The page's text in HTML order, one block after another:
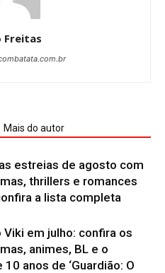
Freitas
Mais do autor
estreias de agosto com
thrillers e romances
a lista completa
Viki em julho: confira os
animes, BL e o
anos de ‘Guardião: O